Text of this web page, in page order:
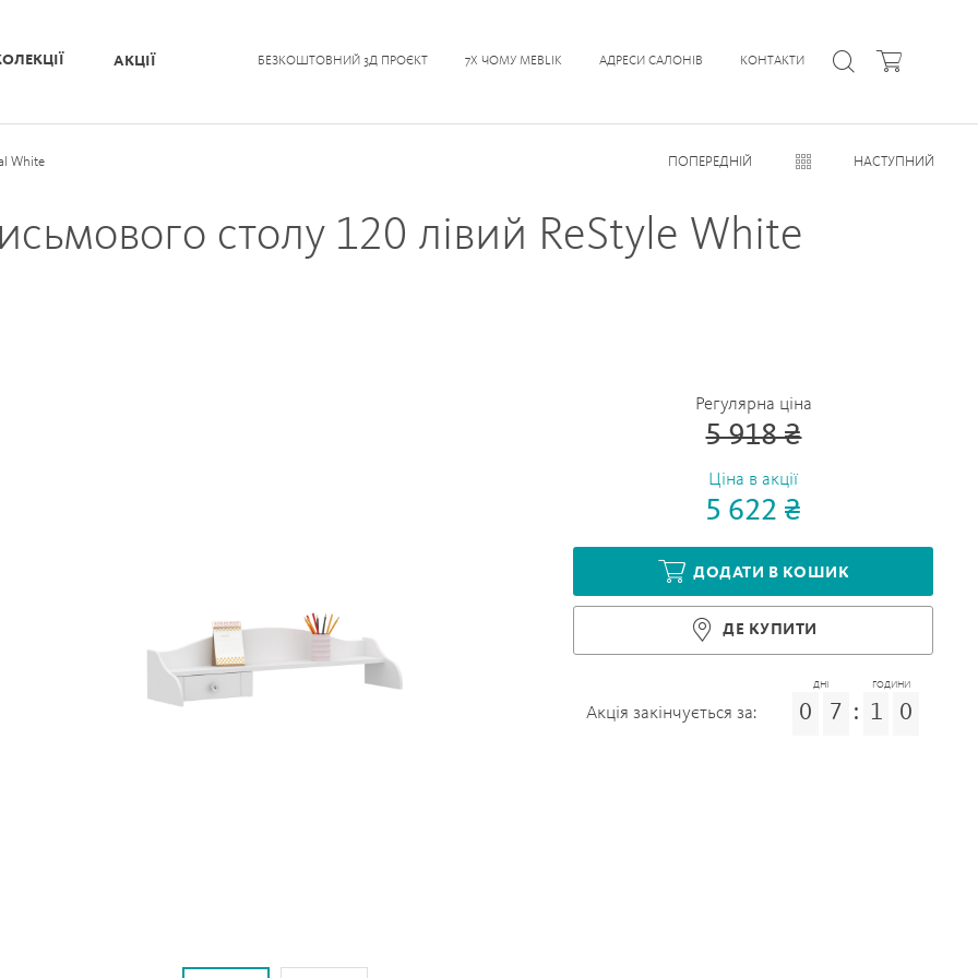
АКЦІЇ БЕЗКОШТОВНИЙ 3Д ПРОЄКТ 7Х ЧОМУ MEBLIK АДРЕСИ САЛОНІВ КОНТАКТИ
White ПОПЕРЕДНІЙ НАСТУПНИЙ
столу 120 лівий ReStyle White
Регулярна ціна
5 918 ₴
Ціна в акції
5 622 ₴
ДОДАТИ В КОШИК
ДЕ КУПИТИ
Акція закінчується за:
ДНІ
0 7 :
ГОДИНИ
1 0